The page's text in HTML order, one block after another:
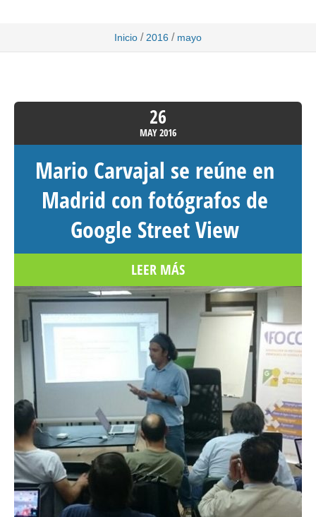
Inicio / 2016 / mayo
26
MAY2016
Mario Carvajal se reúne en
Madrid con fotógrafos de
Google Street View
LEER MÁS